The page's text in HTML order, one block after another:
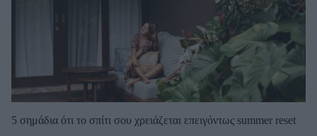
5 σημάδια ότι το σπίτι σου χρειάζεται επειγόντως summer reset